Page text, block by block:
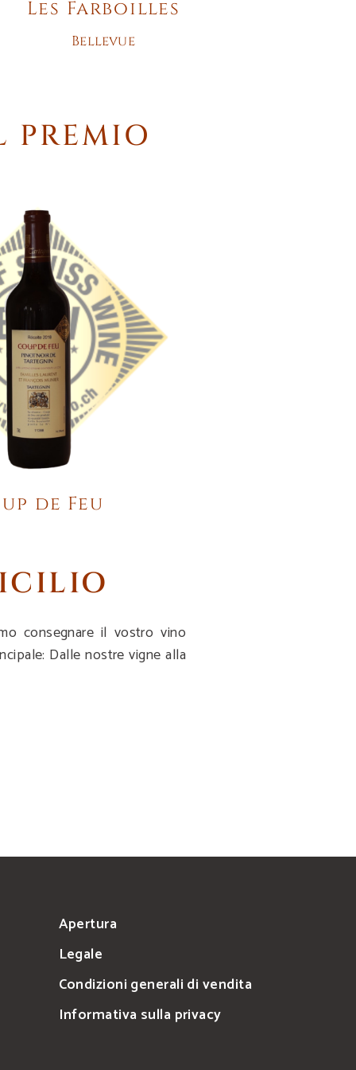
Les Farboilles
Bellevue
de Feu
consegnare il vostro vino
Dalle nostre vigne alla
Apertura
Legale
Condizioni generali di vendita
Informativa sulla privacy